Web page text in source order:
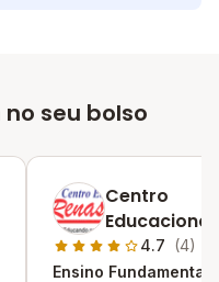
seu bolso
Centro
Educacional
Renascença
4.7 (4)
Ensino Fundamental